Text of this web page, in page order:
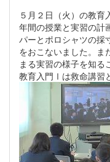
５月２日（火）の教
年間の授業と実習の計
パーとポロシャツの採
をおこないました。ま
まる実習の様子を知る
教育入門Ⅰは救命講習